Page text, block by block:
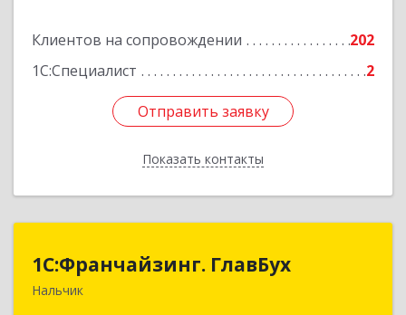
Клиентов на сопровождении
202
1С:Специалист
2
Отправить заявку
Показать контакты
Отправить заявку
Назад
1С:Франчайзинг. ГлавБух
Нальчик
1С:Франчайзинг. ГлавБух
360000, Кабардино-Балкарская Респ, Нальчик г,